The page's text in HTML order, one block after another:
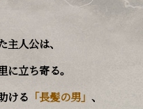
人公は、
立ち寄る。
ける 「長髪の男」 、